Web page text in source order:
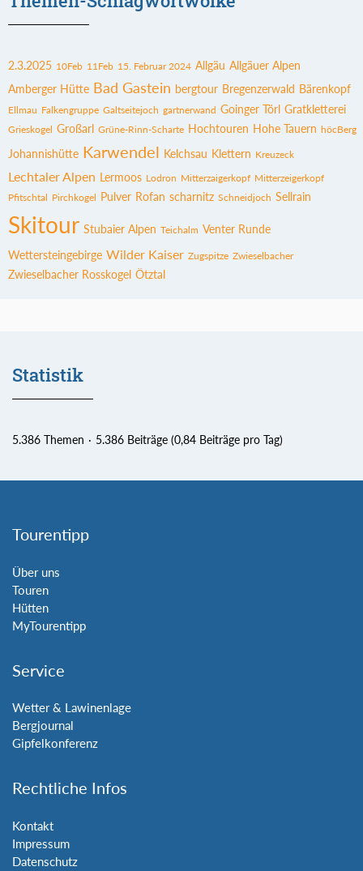
2.3.2025 10Feb 11Feb 15. Februar 2024 Allgäu Allgäuer Alpen
Amberger Hütte Bad Gastein bergtour Bregenzerwald Bärenkopf
Ellmau Falkengruppe Galtseitejoch gartnerwand Goinger Törl Gratkletterei
Grieskogel Großarl Grüne-Rinn-Scharte Hochtouren Hohe Tauern höcBerg
Johannishütte Karwendel Kelchsau Klettern Kreuzeck
Lechtaler Alpen Lermoos Lodron Mitterzaigerkopf Mitterzeigerkopf
Pfitschtal Pirchkogel Pulver Rofan scharnitz Schneidjoch Sellrain
Skitour Stubaier Alpen Teichalm Venter Runde
Wettersteingebirge Wilder Kaiser Zugspitze Zwieselbacher
Zwieselbacher Rosskogel Ötztal
Statistik
5.386 Themen 5.386 Beiträge (0,84 Beiträge pro Tag)
Tourentipp
Über uns
Touren
Hütten
MyTourentipp
Service
Wetter & Lawinenlage
Bergjournal
Gipfelkonferenz
Rechtliche Infos
Kontakt
Impressum
Datenschutz